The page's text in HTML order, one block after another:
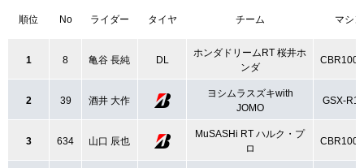
順位 No ライダー タイヤ チーム マシン
1 8 亀谷 長純 DL
ホンダドリームRT 桜井ホ
ンダ
2 39 酒井 大作
ヨシムラスズキwith
JOMO
GSX-
3 634 山口 辰也
MuSASHi RT ハルク・プ
ロ